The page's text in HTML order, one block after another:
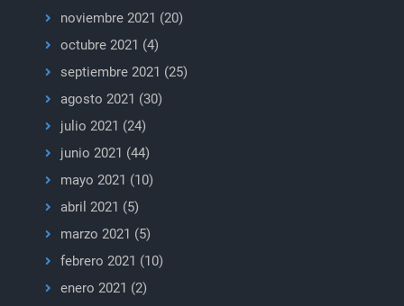
noviembre 2021 (20)
octubre 2021 (4)
septiembre 2021 (25)
agosto 2021 (30)
julio 2021 (24)
junio 2021 (44)
mayo 2021 (10)
abril 2021 (5)
marzo 2021 (5)
febrero 2021 (10)
enero 2021 (2)